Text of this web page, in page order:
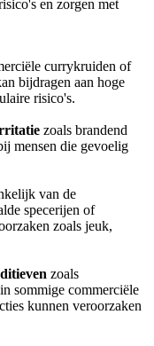
en zorgen met
currykruiden of
bijdragen aan hoge
risico's.
zoals brandend
mensen die gevoelig
van de
specerijen of
zoals jeuk,
zoals
sommige commerciële
kunnen veroorzaken